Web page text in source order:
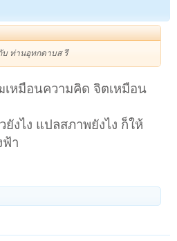
ท่านอุทกดาบส รึ
เหมือนความคิด จิตเหมือน
ยังไง แปลสภาพยังไง ก็ให้
ฟ้า